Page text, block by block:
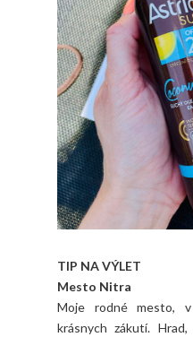
TIP NA VÝLET
Mesto Nitra
Moje rodné mesto,
krásnych zákutí.